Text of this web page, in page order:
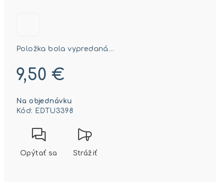
Položka bola vypredaná…
9,50 €
cena:
Na objednávku
Kód: EDTU3398
Opýtať sa Strážiť